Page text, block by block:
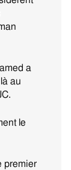
a
au
le
premier